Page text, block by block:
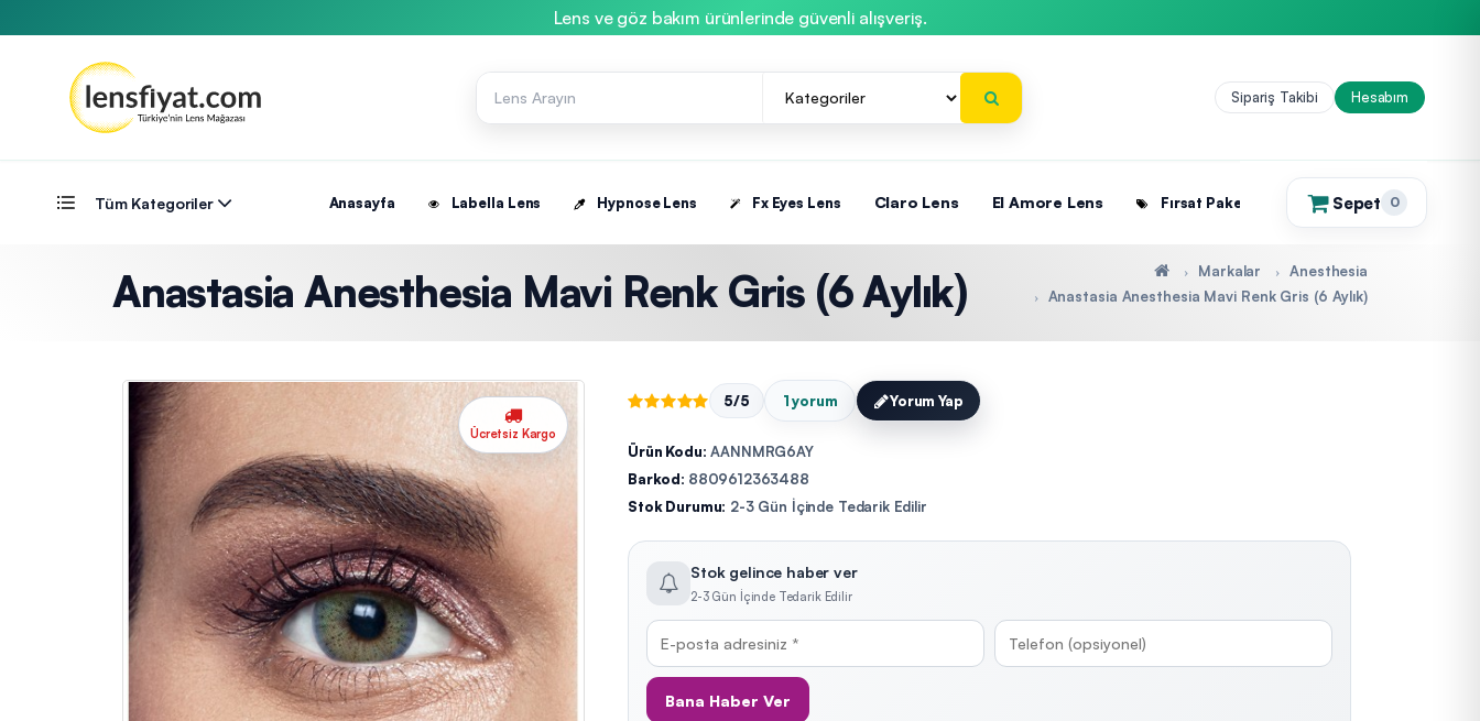
Lens ve göz bakım ürünlerinde güvenli alışveriş.
Sipariş Takibi Hesabım
Tüm Kategoriler Anasayfa Labella Lens Hypnose Lens Fx Eyes Lens Claro Lens El Amore Lens Fırsat Paketleri Sepet 0
(0)
Anastasia Anesthesia Mavi Renk Gris (6 Aylık) Markalar
Anesthesia
Anastasia Anesthesia Mavi Renk Gris (6 Aylık)
Ücretsiz Kargo
5/5 1 yorum Yorum Yap
Ürün Kodu: AANNMRG6AY
Barkod: 8809612363488
Stok Durumu: 2-3 Gün İçinde Tedarik Edilir
Stok gelince haber ver
2-3 Gün İçinde Tedarik Edilir
Bana Haber Ver